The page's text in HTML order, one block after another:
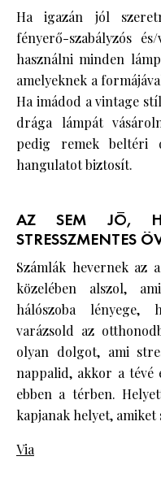
Ha igazán jól
fényerő-szabályzós
használni minden
amelyeknek a
Ha imádod a vintage
drága lámpát
pedig remek beltéri
hangulatot biztosít.
AZ SEM JÓ,
STRESSZMENTES
Számlák hevernek az
közelében alszol,
hálószoba
varázsold az
olyan dolgot, ami
nappalid, akkor a tévé
ebben a térben.
kapjanak helyet, amiket
Via